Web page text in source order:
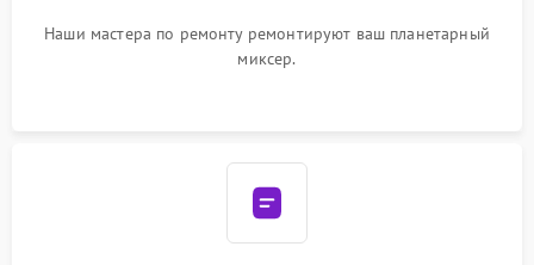
Наши мастера по ремонту ремонтируют ваш планетарный
миксер.